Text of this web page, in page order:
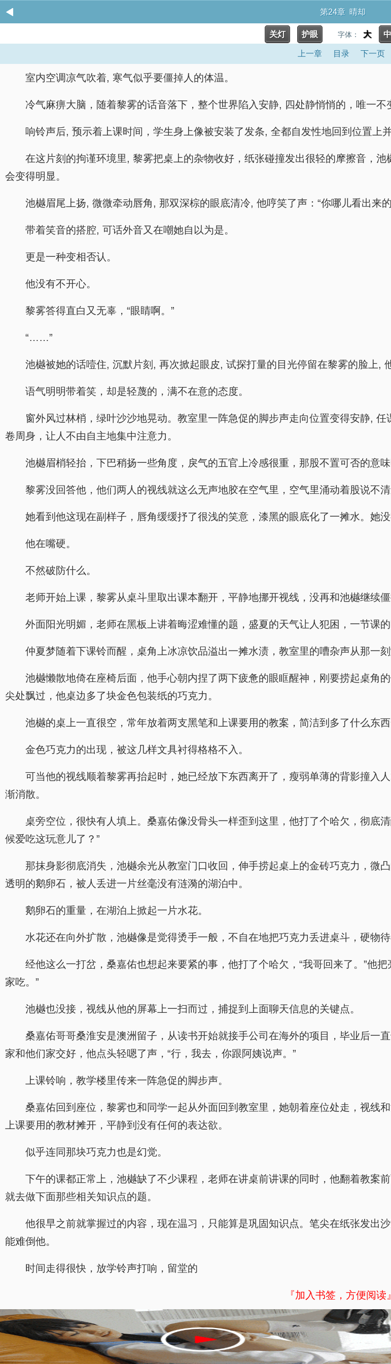
第24章 晴却
关灯 护眼 字体： 大 中
上一章 目录 下一页
室内空调凉气吹着, 寒气似乎要僵掉人的体温。
冷气麻痹大脑，随着黎雾的话音落下，整个世界陷入安静, 四处静悄悄的，唯一不
响铃声后, 预示着上课时间，学生身上像被安装了发条, 全都自发性地回到位置上
在这片刻的拘谨环境里, 黎雾把桌上的杂物收好，纸张碰撞发出很轻的摩擦音，
会变得明显。
池樾眉尾上扬, 微微牵动唇角, 那双深棕的眼底清冷, 他哼笑了声：“你哪儿看出来
带着笑音的搭腔, 可话外音又在嘲她自以为是。
更是一种变相否认。
他没有不开心。
黎雾答得直白又无辜，“眼睛啊。”
“……”
池樾被她的话噎住, 沉默片刻, 再次掀起眼皮, 试探打量的目光停留在黎雾的脸上
语气明明带着笑，却是轻蔑的，满不在意的态度。
窗外风过林梢，绿叶沙沙地晃动。教室里一阵急促的脚步声走向位置变得安静,
卷周身，让人不由自主地集中注意力。
池樾眉梢轻抬，下巴稍扬一些角度，戾气的五官上冷感很重，那股不置可否的意
黎雾没回答他，他们两人的视线就这么无声地胶在空气里，空气里涌动着股说不清
她看到他这现在副样子，唇角缓缓抒了很浅的笑意，漆黑的眼底化了一摊水。她
他在嘴硬。
不然破防什么。
老师开始上课，黎雾从桌斗里取出课本翻开，平静地挪开视线，没再和池樾继续僵
外面阳光明媚，老师在黑板上讲着晦涩难懂的题，盛夏的天气让人犯困，一节课
仲夏梦随着下课铃而醒，桌角上冰凉饮品溢出一摊水渍，教室里的嘈杂声从那一刻
池樾懒散地倚在座椅后面，他手心朝内捏了两下疲惫的眼眶醒神，刚要捞起桌角
尖处飘过，他桌边多了块金色包装纸的巧克力。
池樾的桌上一直很空，常年放着两支黑笔和上课要用的教案，简洁到多了什么东西
金色巧克力的出现，被这几样文具衬得格格不入。
可当他的视线顺着黎雾再抬起时，她已经放下东西离开了，瘦弱单薄的背影撞入
渐消散。
桌旁空位，很快有人填上。桑嘉佑像没骨头一样歪到这里，他打了个哈欠，彻底
候爱吃这玩意儿了？”
那抹身影彻底消失，池樾余光从教室门口收回，伸手捞起桌上的金砖巧克力，微
透明的鹅卵石，被人丢进一片丝毫没有涟漪的湖泊中。
鹅卵石的重量，在湖泊上掀起一片水花。
水花还在向外扩散，池樾像是觉得烫手一般，不自在地把巧克力丢进桌斗，硬物
经他这么一打岔，桑嘉佑也想起来要紧的事，他打了个哈欠，“我哥回来了。”他
家吃。”
池樾也没接，视线从他的屏幕上一扫而过，捕捉到上面聊天信息的关键点。
桑嘉佑哥哥桑淮安是澳洲留子，从读书开始就接手公司在海外的项目，毕业后一
家和他们家交好，他点头轻嗯了声，“行，我去，你跟阿姨说声。”
上课铃响，教学楼里传来一阵急促的脚步声。
桑嘉佑回到座位，黎雾也和同学一起从外面回到教室里，她朝着座位处走，视线
上课要用的教材摊开，平静到没有任何的表达欲。
似乎连同那块巧克力也是幻觉。
下午的课都正常上，池樾缺了不少课程，老师在讲桌前讲课的同时，他翻着教案
就去做下面那些相关知识点的题。
他很早之前就掌握过的内容，现在温习，只能算是巩固知识点。笔尖在纸张发出
能难倒他。
时间走得很快，放学铃声打响，留堂的
『加入书签，方便阅读』